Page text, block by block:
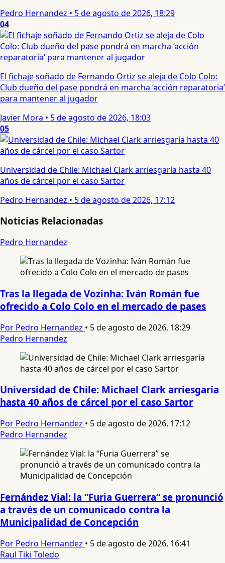
Pedro Hernandez • 5 de agosto de 2026, 18:29
04
El fichaje soñado de Fernando Ortiz se aleja de Colo Colo:
Club dueño del pase pondrá en marcha ‘acción reparatoria’
para mantener al jugador
Javier Mora • 5 de agosto de 2026, 18:03
05
Universidad de Chile: Michael Clark arriesgaría hasta 40
años de cárcel por el caso Sartor
Pedro Hernandez • 5 de agosto de 2026, 17:12
Noticias Relacionadas
Pedro Hernandez
Tras la llegada de Vozinha: Iván Román fue
ofrecido a Colo Colo en el mercado de pases
Por Pedro Hernandez • 5 de agosto de 2026, 18:29
Pedro Hernandez
Universidad de Chile: Michael Clark arriesgaría
hasta 40 años de cárcel por el caso Sartor
Por Pedro Hernandez • 5 de agosto de 2026, 17:12
Pedro Hernandez
Fernández Vial: la “Furia Guerrera” se pronunció
a través de un comunicado contra la
Municipalidad de Concepción
Por Pedro Hernandez • 5 de agosto de 2026, 16:41
Raul Tiki Toledo